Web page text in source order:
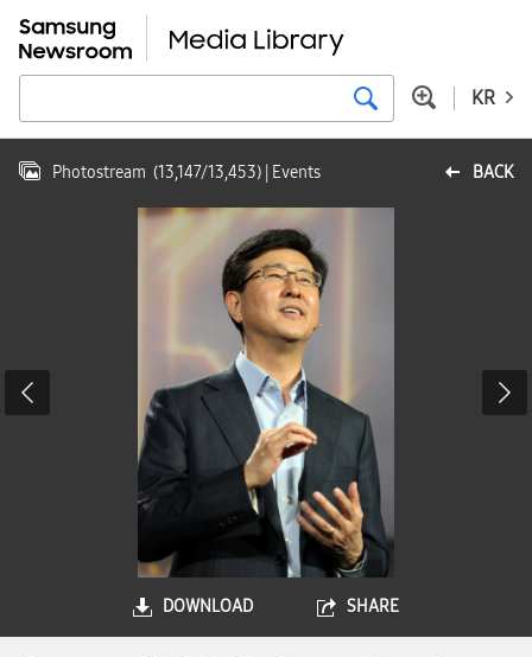
KR
BACK
Photostream (13,147/13,453) | Events
DOWNLOAD SHARE